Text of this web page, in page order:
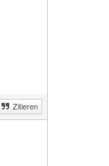
Zitieren